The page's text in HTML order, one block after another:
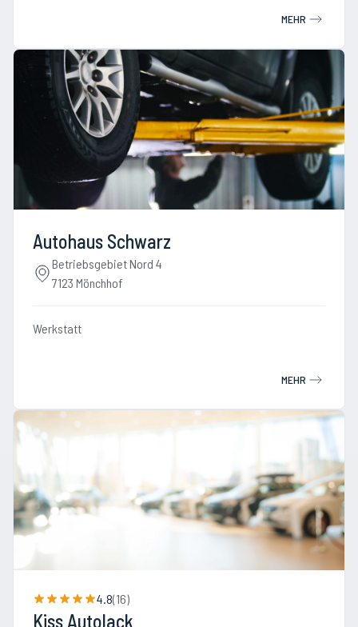
MEHR
Autohaus Schwarz
Betriebsgebiet Nord 4
7123 Mönchhof
Werkstatt
MEHR
4.8(16)
Kiss Autolack